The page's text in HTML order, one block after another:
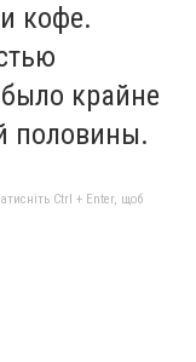
кофе.
крайне
половины.
Ctrl + Enter, щоб